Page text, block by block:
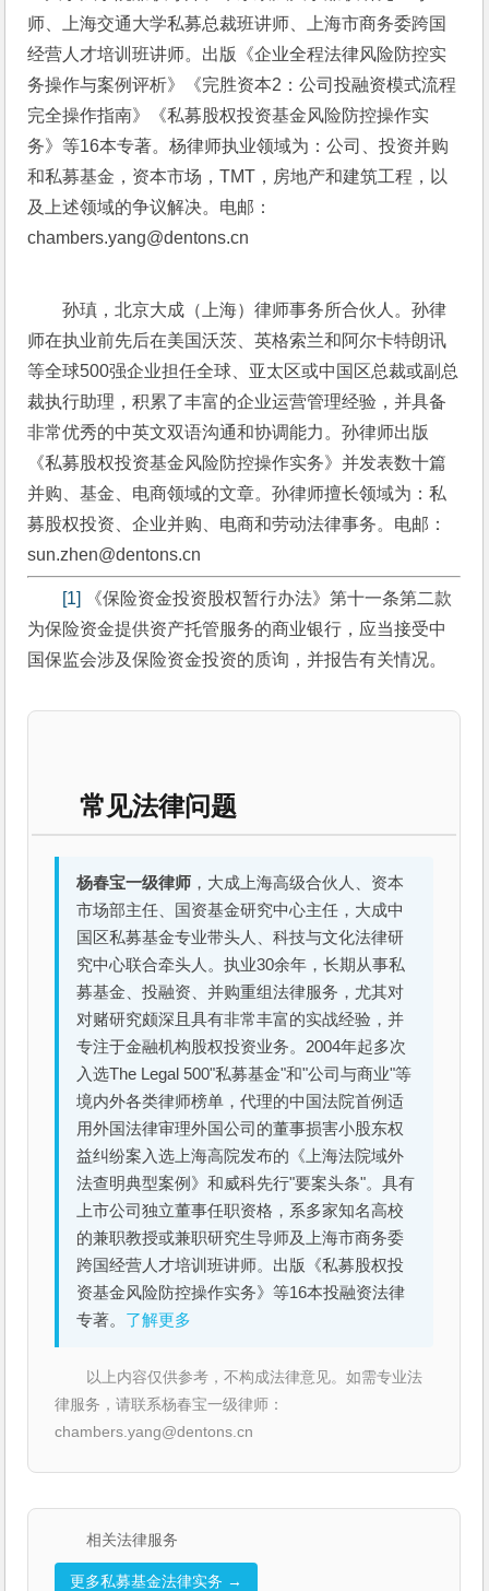
师、上海交通大学私募总裁班讲师、上海市商务委跨国
经营人才培训班讲师。出版《企业全程法律风险防控实
务操作与案例评析》《完胜资本2：公司投融资模式流程
完全操作指南》《私募股权投资基金风险防控操作实
务》等16本专著。杨律师执业领域为：公司、投资并购
和私募基金，资本市场，TMT，房地产和建筑工程，以
及上述领域的争议解决。电邮：
chambers.yang@dentons.cn
孙瑱，北京大成（上海）律师事务所合伙人。孙律
师在执业前先后在美国沃茨、英格索兰和阿尔卡特朗讯
等全球500强企业担任全球、亚太区或中国区总裁或副总
裁执行助理，积累了丰富的企业运营管理经验，并具备
非常优秀的中英文双语沟通和协调能力。孙律师出版
《私募股权投资基金风险防控操作实务》并发表数十篇
并购、基金、电商领域的文章。孙律师擅长领域为：私
募股权投资、企业并购、电商和劳动法律事务。电邮：
sun.zhen@dentons.cn
[1]
《保险资金投资股权暂行办法》第十一条第二款
为保险资金提供资产托管服务的商业银行，应当接受中
国保监会涉及保险资金投资的质询，并报告有关情况。
常见法律问题
杨春宝一级律师 ，大成上海高级合伙人、资本
市场部主任、国资基金研究中心主任，大成中
国区私募基金专业带头人、科技与文化法律研
究中心联合牵头人。执业30余年，长期从事私
募基金、投融资、并购重组法律服务，尤其对
对赌研究颇深且具有非常丰富的实战经验，并
专注于金融机构股权投资业务。2004年起多次
入选The Legal 500"私募基金"和"公司与商业"等
境内外各类律师榜单，代理的中国法院首例适
用外国法律审理外国公司的董事损害小股东权
益纠纷案入选上海高院发布的《上海法院域外
法查明典型案例》和威科先行"要案头条"。具有
上市公司独立董事任职资格，系多家知名高校
的兼职教授或兼职研究生导师及上海市商务委
跨国经营人才培训班讲师。出版《私募股权投
资基金风险防控操作实务》等16本投融资法律
专著。 了解更多
以上内容仅供参考，不构成法律意见。如需专业法
律服务，请联系杨春宝一级律师：
chambers.yang@dentons.cn
相关法律服务
更多私募基金法律实务 →